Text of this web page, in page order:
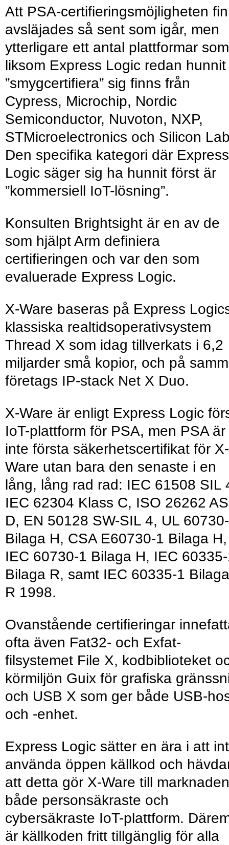
Att PSA-certifieringsmöjligheten
avsläjades så sent som igår, men
ytterligare ett antal plattformar som
liksom Express Logic redan hunnit
”smygcertifiera” sig finns från
Cypress, Microchip, Nordic
Semiconductor, Nuvoton, NXP,
STMicroelectronics och Silicon
Den specifika kategori där Express
Logic säger sig ha hunnit först är
”kommersiell IoT-lösning”.
Konsulten Brightsight är en av de
som hjälpt Arm definiera
certifieringen och var den som
evaluerade Express Logic.
X-Ware baseras på Express
klassiska realtidsoperativsystem
Thread X som idag tillverkats i 6,2
miljarder små kopior, och på
företags IP-stack Net X Duo.
X-Ware är enligt Express Logic
IoT-plattform för PSA, men PSA är
inte första säkerhetscertifikat för X-
Ware utan bara den senaste i en
lång, lång rad rad: IEC 61508 SIL
IEC 62304 Klass C, ISO 26262
D, EN 50128 SW-SIL 4, UL
Bilaga H, CSA E60730-1 Bilaga H,
IEC 60730-1 Bilaga H, IEC
Bilaga R, samt IEC 60335-1 Bilaga
R 1998.
Ovanstående certifieringar
ofta även Fat32- och Exfat-
filsystemet File X, kodbiblioteket
körmiljön Guix för grafiska
och USB X som ger både USB-
och -enhet.
Express Logic sätter en ära i att
använda öppen källkod och
att detta gör X-Ware till
både personsäkraste och
cybersäkraste IoT-plattform.
är källkoden fritt tillgänglig för alla